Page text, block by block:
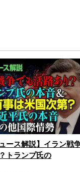
ース解説】イラン戦
トランプ氏の